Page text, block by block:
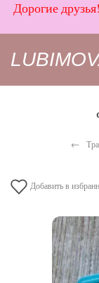
Дорогие
Добавить в